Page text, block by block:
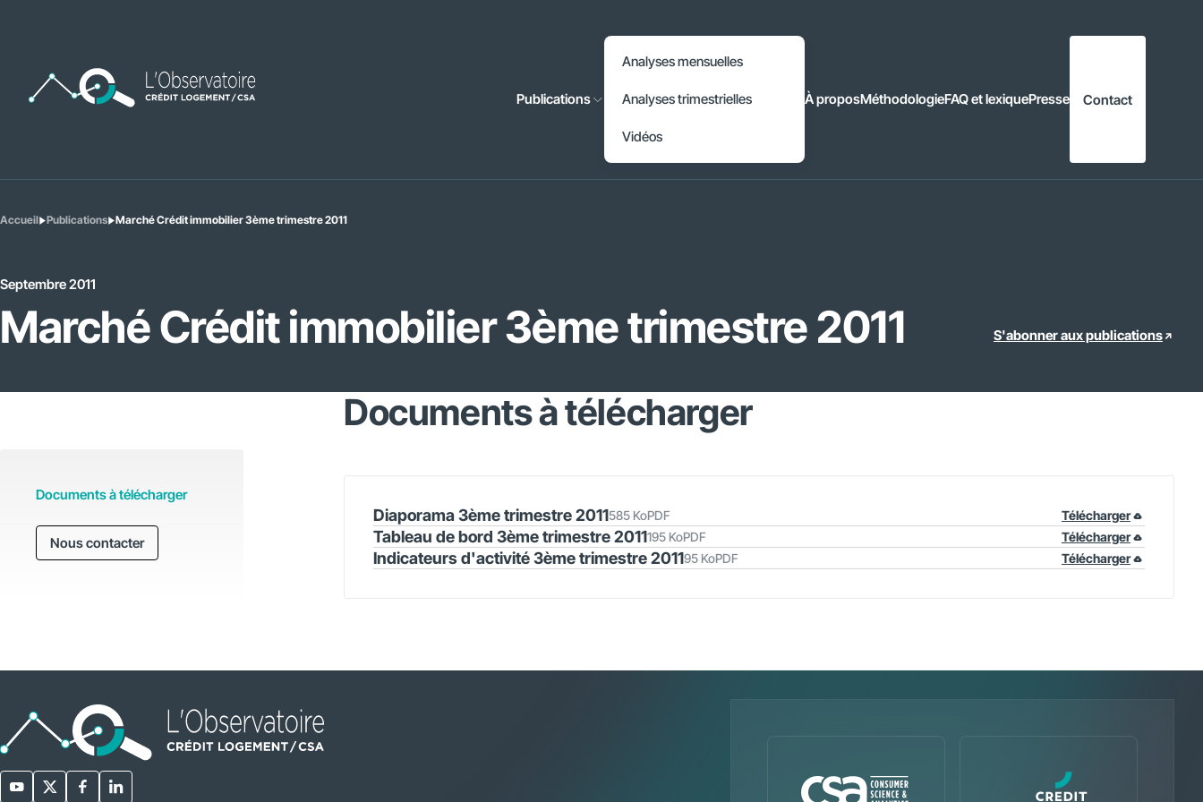
Accéder au contenu principal
Publications
Analyses mensuelles
Analyses trimestrielles
Vidéos
À proposMéthodologieFAQ et lexiquePresse Contact
Vous
:
Accueil Publications Marché Crédit immobilier 3ème trimestre 2011
Septembre 2011
Marché Crédit immobilier 3ème trimestre 2011 S'abonner aux publications
Documents à télécharger
Nous contacter
Documents à télécharger
Diaporama 3ème trimestre 2011585 KoPDF Télécharger
Tableau de bord 3ème trimestre 2011195 KoPDF Télécharger
Indicateurs d'activité 3ème trimestre 201195 KoPDF Télécharger